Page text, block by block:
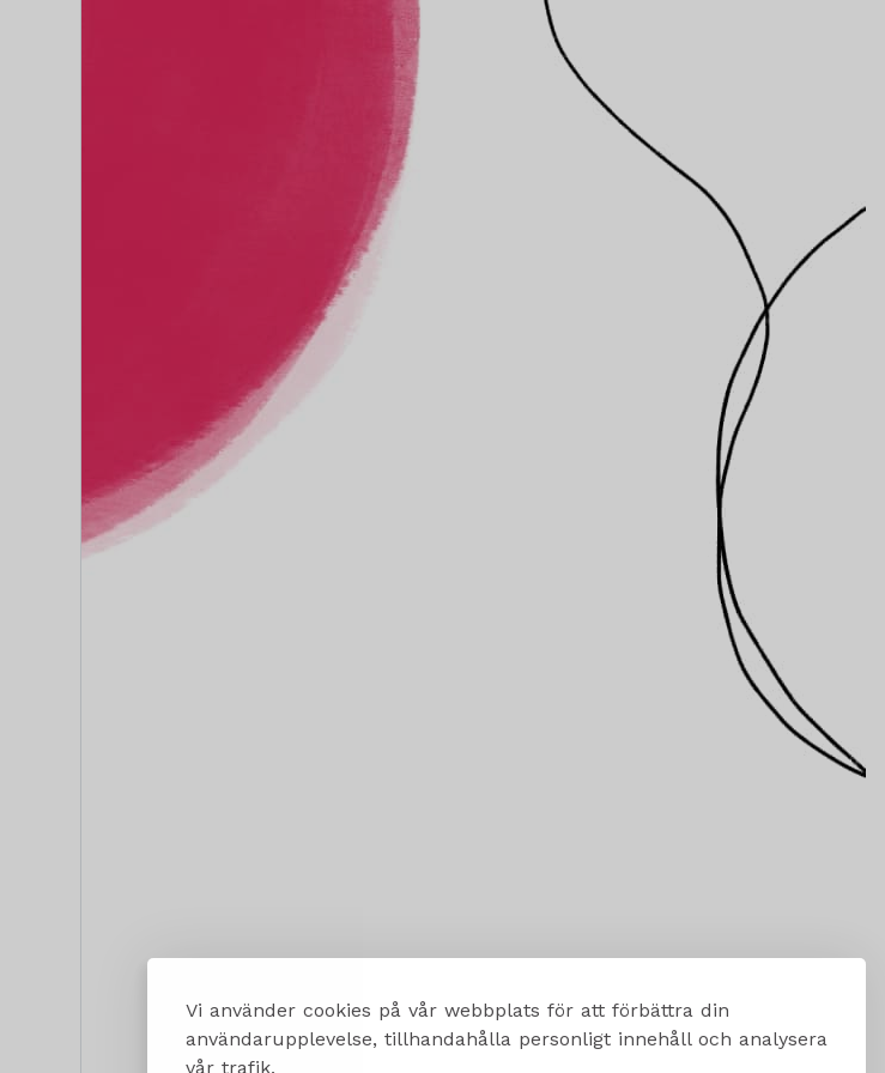
Vi använder cookies på vår webbplats för att förbättra din
användarupplevelse, tillhandahålla personligt innehåll och analysera
vår trafik.